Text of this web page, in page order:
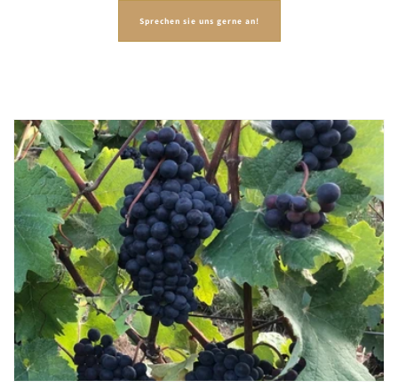
Sprechen sie uns gerne an!